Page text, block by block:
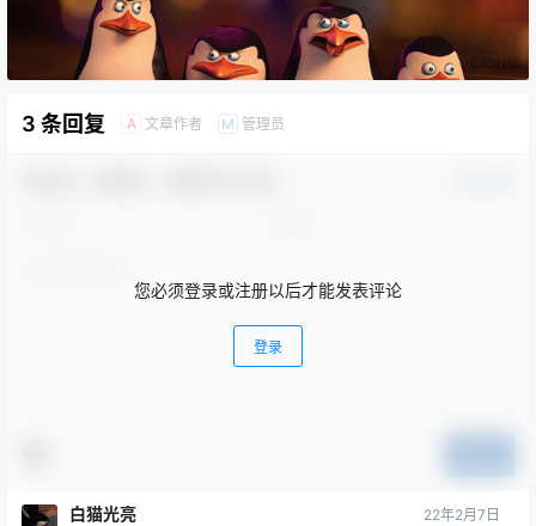
3 条回复 A 文章作者 M 管理员
您必须登录或注册以后才能发表评论
登录
白猫光亮 22年2月7日